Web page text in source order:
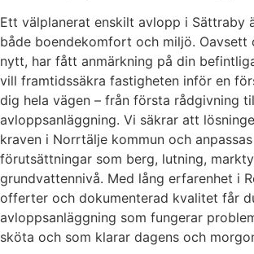
Ett välplanerat enskilt avlopp i Sättraby
både boendekomfort och miljö. Oavsett
nytt, har fått anmärkning på din
vill framtidssäkra fastigheten inför en
dig hela vägen – från första rådgivning
avloppsanläggning. Vi säkrar att
kraven i Norrtälje kommun och
förutsättningar som berg, lutning,
grundvattennivå. Med lång erfarenhet i
offerter och dokumenterad kvalitet får
avloppsanläggning som fungerar
sköta och som klarar dagens och